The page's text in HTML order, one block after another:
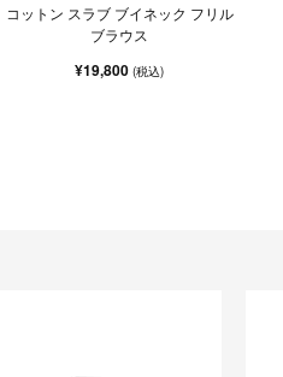
コットン スラブ ブイネック フリル
ブラウス
¥19,800(税込)